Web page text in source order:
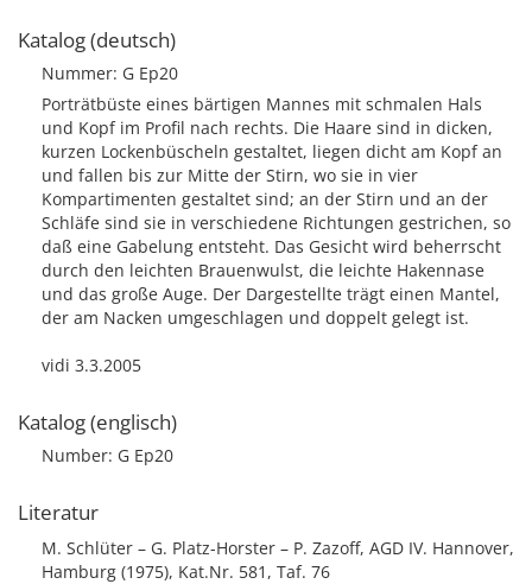
Katalog (deutsch)
Nummer: G Ep20
Porträtbüste eines bärtigen Mannes mit schmalen Hals
und Kopf im Profil nach rechts. Die Haare sind in dicken,
kurzen Lockenbüscheln gestaltet, liegen dicht am Kopf an
und fallen bis zur Mitte der Stirn, wo sie in vier
Kompartimenten gestaltet sind; an der Stirn und an der
Schläfe sind sie in verschiedene Richtungen gestrichen, so
daß eine Gabelung entsteht. Das Gesicht wird beherrscht
durch den leichten Brauenwulst, die leichte Hakennase
und das große Auge. Der Dargestellte trägt einen Mantel,
der am Nacken umgeschlagen und doppelt gelegt ist.
vidi 3.3.2005
Katalog (englisch)
Number: G Ep20
Literatur
M. Schlüter – G. Platz-Horster – P. Zazoff, AGD IV. Hannover,
Hamburg (1975), Kat.Nr. 581, Taf. 76